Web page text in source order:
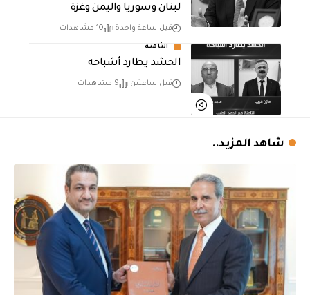
لبنان وسوريا واليمن وغزة
قبل ساعة واحدة 10 مشاهدات
الثامنة
الحشد يطارد أشباحه
قبل ساعتين 9 مشاهدات
شاهد المزيد..